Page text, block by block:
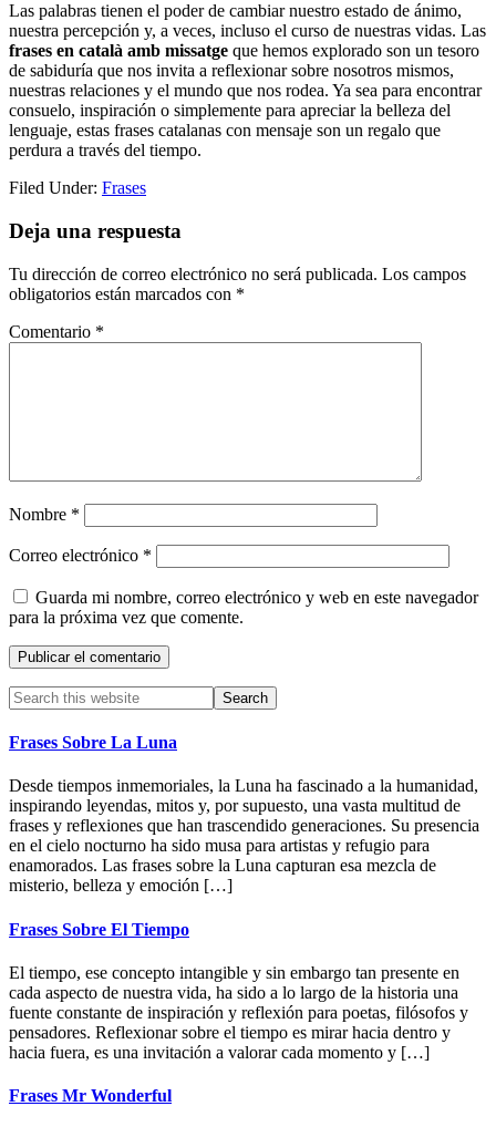
Las palabras tienen el poder de cambiar nuestro estado de ánimo,
nuestra percepción y, a veces, incluso el curso de nuestras vidas. Las
frases en català amb missatge que hemos explorado son un tesoro
de sabiduría que nos invita a reflexionar sobre nosotros mismos,
nuestras relaciones y el mundo que nos rodea. Ya sea para encontrar
consuelo, inspiración o simplemente para apreciar la belleza del
lenguaje, estas frases catalanas con mensaje son un regalo que
perdura a través del tiempo.
Filed Under: Frases
Reader
Interactions
Deja una respuesta
Tu dirección de correo electrónico no será publicada. Los campos
obligatorios están marcados con *
Comentario *
Nombre *
Correo electrónico *
Guarda mi nombre, correo electrónico y web en este navegador
para la próxima vez que comente.
Primary
Sidebar
Search
this
website
Frases Sobre La Luna
Desde tiempos inmemoriales, la Luna ha fascinado a la humanidad,
inspirando leyendas, mitos y, por supuesto, una vasta multitud de
frases y reflexiones que han trascendido generaciones. Su presencia
en el cielo nocturno ha sido musa para artistas y refugio para
enamorados. Las frases sobre la Luna capturan esa mezcla de
misterio, belleza y emoción […]
Frases Sobre El Tiempo
El tiempo, ese concepto intangible y sin embargo tan presente en
cada aspecto de nuestra vida, ha sido a lo largo de la historia una
fuente constante de inspiración y reflexión para poetas, filósofos y
pensadores. Reflexionar sobre el tiempo es mirar hacia dentro y
hacia fuera, es una invitación a valorar cada momento y […]
Frases Mr Wonderful